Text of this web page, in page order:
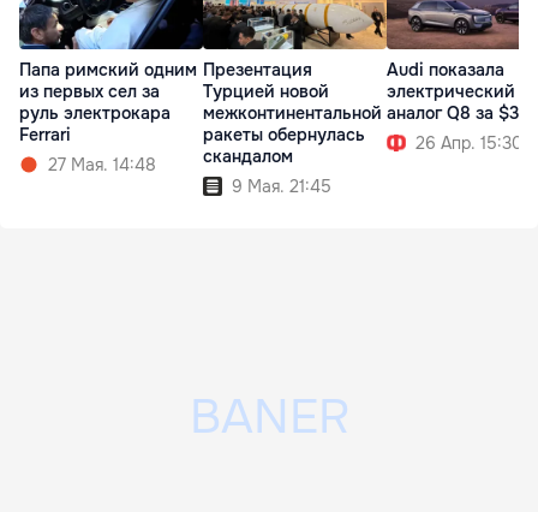
Папа римский одним
из первых сел за
руль электрокара
Ferrari
27 Мая. 14:48
Презентация
Турцией новой
межконтинентальной
ракеты обернулась
скандалом
9 Мая. 21:45
Audi показала
электрический
аналог Q8 за $35
26 Апр. 15:30